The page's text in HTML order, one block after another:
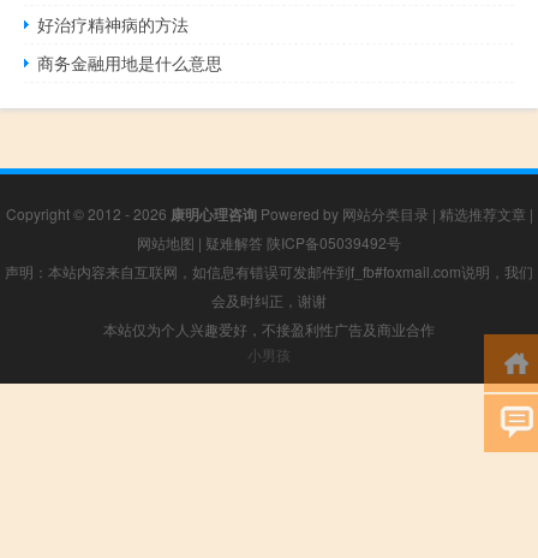
好治疗精神病的方法
商务金融用地是什么意思
Copyright © 2012 - 2026 康明心理咨询Powered by 网站分类目录 | 精选推荐文章 |
网站地图 | 疑难解答 陕ICP备05039492号
声明：本站内容来自互联网，如信息有错误可发邮件到f_fb#foxmail.com说明，我们
会及时纠正，谢谢
本站仅为个人兴趣爱好，不接盈利性广告及商业合作
小男孩